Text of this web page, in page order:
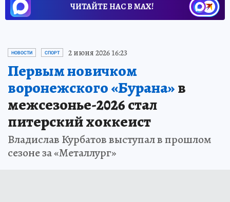
ЧИТАЙТЕ НАС В МАХ!
НОВОСТИ СПОРТ 2 июня 2026 16:23
Первым новичком
воронежского «Бурана»в
межсезонье-2026 стал
питерский хоккеист
Владислав Курбатов выступал в прошлом
сезоне за «Металлург»